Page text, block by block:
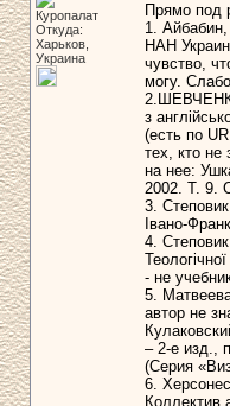
Куропалат
Откуда:
Харьков,
Украина
Прямо под
1.
НАН
чувство,
могу.
з
(есть по
тех, кто не
на нее:
2002. Т. 9.
3.
Івано-
4.
- не
5.
автор не
– 2-е изд.,
(Серия
6.
Коллектив